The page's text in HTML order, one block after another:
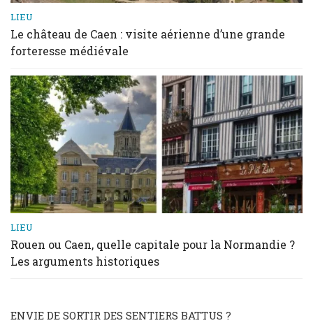
LIEU
Le château de Caen : visite aérienne d’une grande
forteresse médiévale
LIEU
Rouen ou Caen, quelle capitale pour la Normandie ?
Les arguments historiques
ENVIE DE SORTIR DES SENTIERS BATTUS ?